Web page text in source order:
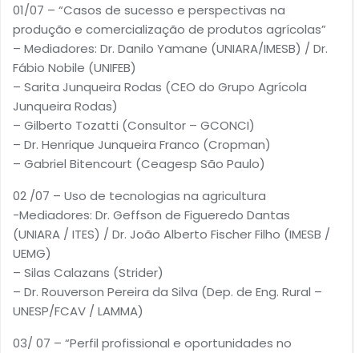
01/07 – “Casos de sucesso e perspectivas na
produção e comercialização de produtos agrícolas”
– Mediadores: Dr. Danilo Yamane (UNIARA/IMESB) / Dr.
Fábio Nobile (UNIFEB)
– Sarita Junqueira Rodas (CEO do Grupo Agrícola
Junqueira Rodas)
– Gilberto Tozatti (Consultor – GCONCI)
– Dr. Henrique Junqueira Franco (Cropman)
– Gabriel Bitencourt (Ceagesp São Paulo)
02 /07 – Uso de tecnologias na agricultura
-Mediadores: Dr. Geffson de Figueredo Dantas
(UNIARA / ITES) / Dr. João Alberto Fischer Filho (IMESB /
UEMG)
– Silas Calazans (Strider)
– Dr. Rouverson Pereira da Silva (Dep. de Eng. Rural –
UNESP/FCAV / LAMMA)
03/ 07 – “Perfil profissional e oportunidades no